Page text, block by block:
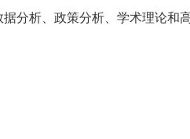
分析、政策分析、学术理论和高